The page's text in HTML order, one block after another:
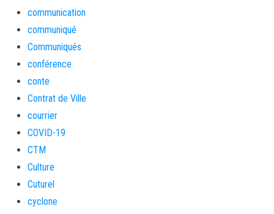
communication
communiqué
Communiqués
conférence
conte
Contrat de Ville
courrier
COVID-19
CTM
Culture
Cuturel
cyclone